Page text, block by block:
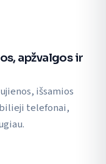
apžvalgos ir
išsamios
telefonai,